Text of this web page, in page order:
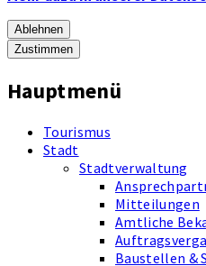
Ablehnen
Zustimmen
Hauptmenü
Tourismus
Stadt
Stadtverwaltung
Mitteilungen
Amtliche
Baustellen &